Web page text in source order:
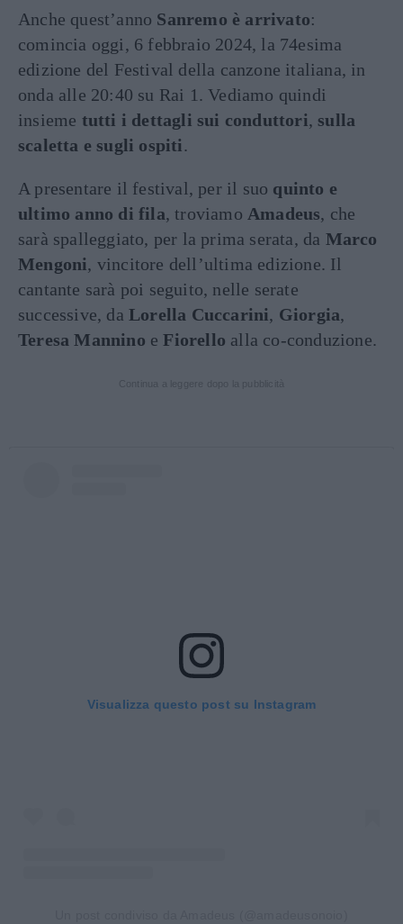
Anche quest’anno Sanremo è arrivato:
comincia oggi, 6 febbraio 2024, la 74esima
edizione del Festival della canzone italiana, in
onda alle 20:40 su Rai 1. Vediamo quindi
insieme tutti i dettagli sui conduttori, sulla
scaletta e sugli ospiti.
A presentare il festival, per il suo quinto e
ultimo anno di fila, troviamo Amadeus, che
sarà spalleggiato, per la prima serata, da Marco
Mengoni, vincitore dell’ultima edizione. Il
cantante sarà poi seguito, nelle serate
successive, da Lorella Cuccarini, Giorgia,
Teresa Mannino eFiorello alla co-conduzione.
Visualizza questo post su Instagram